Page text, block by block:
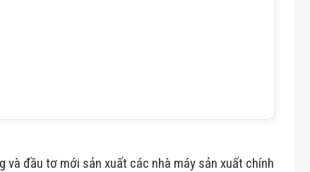
và đầu tơ mới sản xuất các nhà máy sản xuất chính